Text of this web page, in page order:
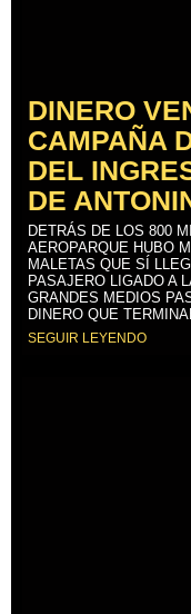
DINERO
CAMPAÑA
DEL
DE
DETRÁS DE LOS 800
AEROPARQUE HUBO
MALETAS QUE SÍ
PASAJERO LIGADO A
GRANDES MEDIOS
DINERO QUE
SEGUIR LEYENDO